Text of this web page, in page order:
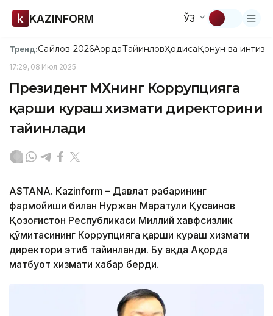
KAZINFORM ЎЗ
Тренд:Сайлов-2026АқордаТайинловҲодисаҚонун ва
17:29, 08 Июл 2025
Президент МХҚнинг Коррупцияга
қарши кураш хизмати директорини
тайинлади
ASTANА. Кazinform – Давлат раҳбарининг
фармойиши билан Нуржан Маратули Қусаинов
Қозоғистон Республикаси Миллий хавфсизлик
қўмитасининг Коррупцияга қарши кураш хизмати
директори этиб тайинланди. Бу ҳақда Ақорда
матбуот хизмати хабар берди.